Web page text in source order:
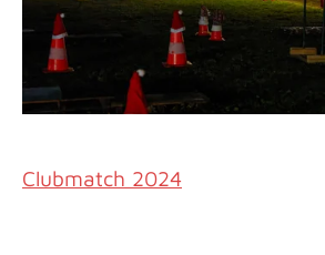
Clubmatch 2024